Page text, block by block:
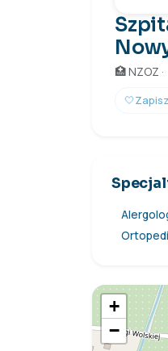
🏥 NZOZ
🤍Zapisz
+
−